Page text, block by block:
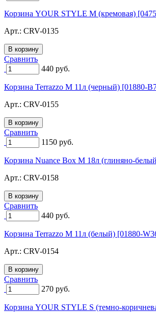
Корзина YOUR STYLE M (кремовая)
Арт.: CRV-0135
Сравнить
440 руб.
Корзина Terrazzo M 11л (черный) [01880-
Арт.: CRV-0155
Сравнить
1150 руб.
Корзина Nuance Box M 18л (глиняно-
Арт.: CRV-0158
Сравнить
440 руб.
Корзина Terrazzo M 11л (белый) [01880-
Арт.: CRV-0154
Сравнить
270 руб.
Корзина YOUR STYLE S (темно-